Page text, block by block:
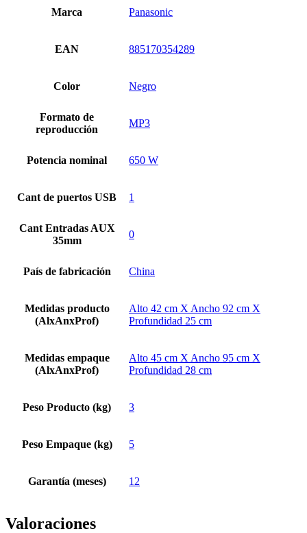
Marca Panasonic
EAN 885170354289
Color Negro
Formato de
reproducción
MP3
Potencia nominal 650 W
Cant de puertos USB 1
Cant Entradas AUX
35mm
0
País de fabricación China
Medidas producto
(AlxAnxProf)
Alto 42 cm X Ancho 92 cm X
Profundidad 25 cm
Medidas empaque
(AlxAnxProf)
Alto 45 cm X Ancho 95 cm X
Profundidad 28 cm
Peso Producto (kg) 3
Peso Empaque (kg) 5
Garantía (meses) 12
Valoraciones